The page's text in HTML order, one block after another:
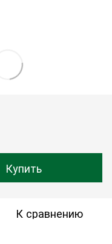
Купить
К сравнению